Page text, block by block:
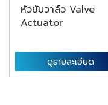
หัวขับวาล์ว Valve
Actuator
ดูรายละเอียด